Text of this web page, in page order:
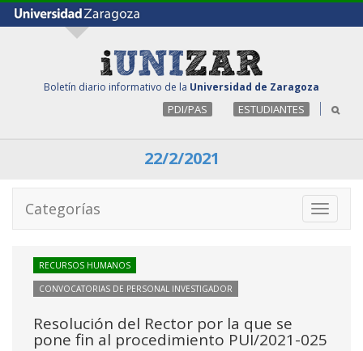
Boletín diario informativo de la Universidad de Zaragoza
PDI/PAS ESTUDIANTES
22/2/2021
Toggle
Categorías
RECURSOS HUMANOS
CONVOCATORIAS DE PERSONAL INVESTIGADOR
Resolución del Rector por la que se
pone fin al procedimiento PUI/2021-025